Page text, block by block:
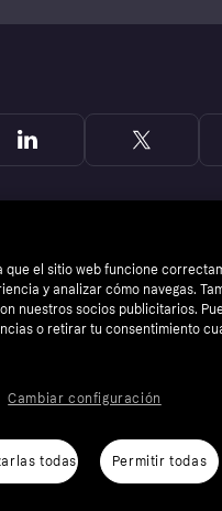
0431
Sobre CookiesKlarna.com
que el sitio web funcione
y analizar cómo navegas.
nuestros socios publicitarios.
o retirar tu consentimiento
todas Permitir todas
Cambiar configuración